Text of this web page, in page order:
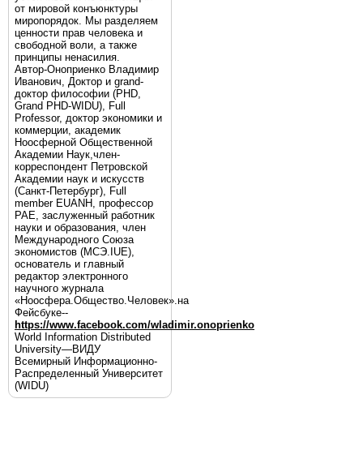
от мировой конъюнктуры
миропорядок. Мы разделяем
ценности прав человека и
свободной воли, а также
принципы ненасилия.
Автор-Оноприенко Владимир
Иванович, Доктор и grand-
доктор философии (PHD,
Grand PHD-WIDU), Full
Professor, доктор экономики и
коммерции, академик
Ноосферной Общественной
Академии Наук,член-
корреспондент Петровской
Академии наук и искусств
(Санкт-Петербург), Full
member EUANH, профессор
РАЕ, заслуженный работник
науки и образования, член
Международного Союза
экономистов (МСЭ.IUE),
основатель и главный
редактор электронного
научного журнала
«Ноосфера.Общество.Человек».на
Фейсбуке--
https://www.facebook.com/wladimir.onoprienko
World Information Distributed
University—ВИДУ
Всемирный Информационно-
Распределенный Университет
(WIDU)